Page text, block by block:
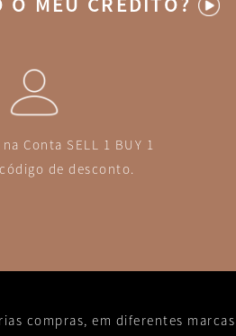
Conta SELL 1 BUY 1
de desconto.
compras, em diferentes